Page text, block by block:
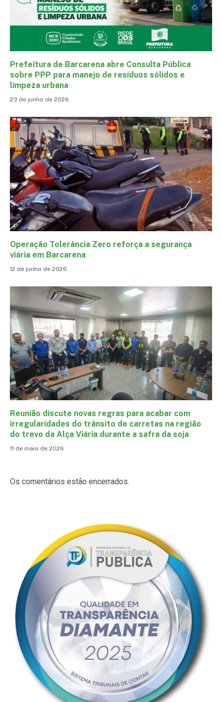
Prefeitura de Barcarena abre Consulta Pública
sobre PPP para manejo de resíduos sólidos e
limpeza urbana
23 de junho de 2026
Operação Tolerância Zero reforça a segurança
viária em Barcarena
12 de junho de 2026
Reunião discute novas regras para acabar com
irregularidades do trânsito de carretas na região
do trevo da Alça Viária durante a safra da soja
11 de maio de 2026
Os comentários estão encerrados.